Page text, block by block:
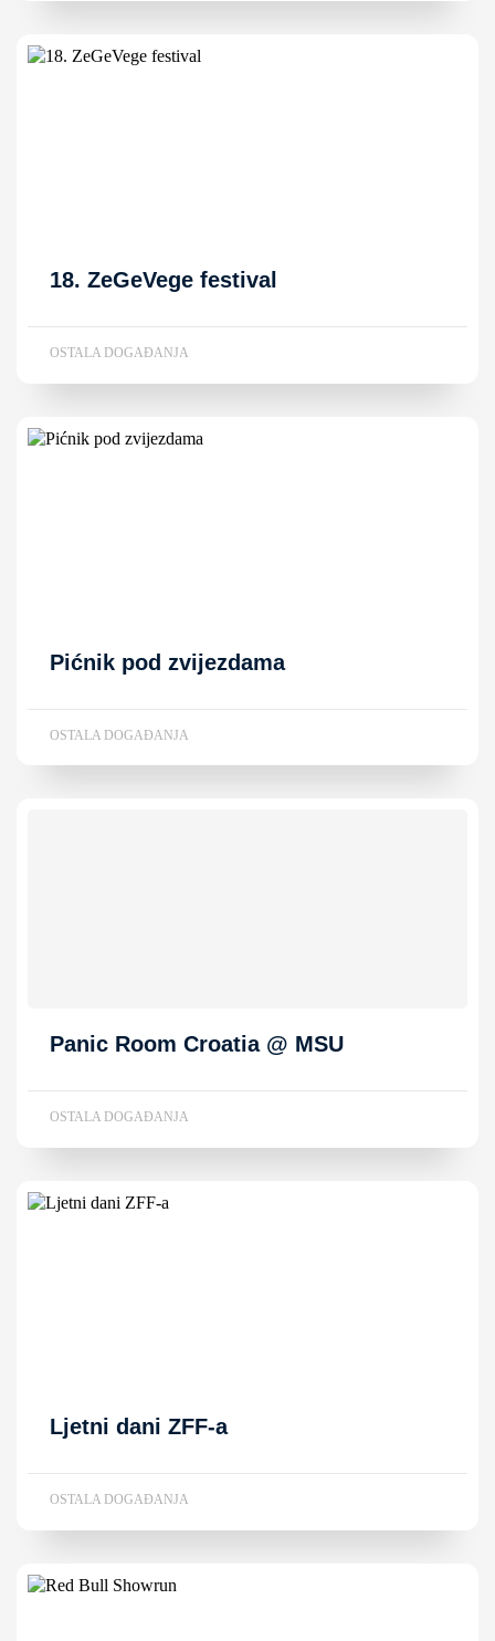
18. ZeGeVege festival
OSTALA DOGAĐANJA
Pićnik pod zvijezdama
OSTALA DOGAĐANJA
Panic Room Croatia @ MSU
OSTALA DOGAĐANJA
Ljetni dani ZFF-a
OSTALA DOGAĐANJA